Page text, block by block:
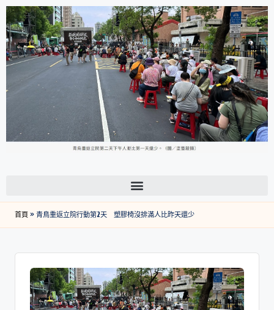
首頁»青鳥重返立院行動第2天 塑膠椅沒排滿人比昨天還少